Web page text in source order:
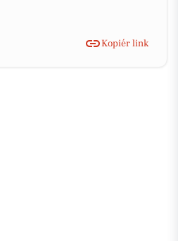
Kopiér link